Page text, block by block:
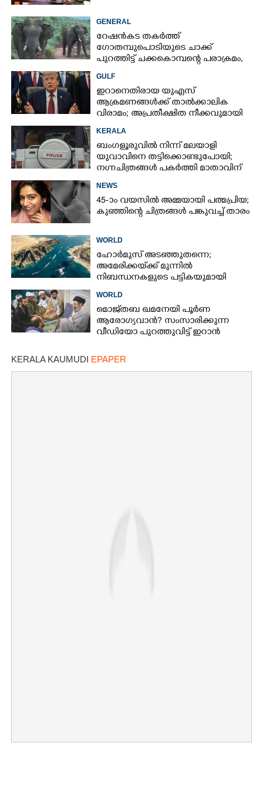
GENERAL
റേഷൻകട തകർത്ത്
ഗോതമ്പുപൊടിയുടെ ചാക്ക്
പുറത്തിട്ട് ചക്കകൊമ്പന്റെ പരാക്രമം,
GULF
ഇറാനെതിരായ യുഎസ്
ആക്രമണങ്ങൾക്ക് താൽക്കാലിക
വിരാമം; അപ്രതീക്ഷിത നീക്കവുമായി
KERALA
ബംഗളൂരുവിൽ നിന്ന് മലയാളി
യുവാവിനെ തട്ടിക്കൊണ്ടുപോയി;
നഗ്നചിത്രങ്ങൾ പകർത്തി മാതാവിന്
NEWS
45-ാം വയസിൽ അമ്മയായി പത്മപ്രിയ;
കുഞ്ഞിന്റെ ചിത്രങ്ങൾ പങ്കുവച്ച് താരം
WORLD
ഹോർമുസ് അടഞ്ഞുതന്നെ;
അമേരിക്കയ്‌ക്ക് മുന്നിൽ
നിബന്ധനകളുടെ പട്ടികയുമായി
WORLD
മൊജ്‌തബ ഖമനേയി പൂർണ
ആരോഗ്യവാൻ? സംസാരിക്കുന്ന
വീഡിയോ പുറത്തുവിട്ട് ഇറാൻ
KERALA KAUMUDI EPAPER